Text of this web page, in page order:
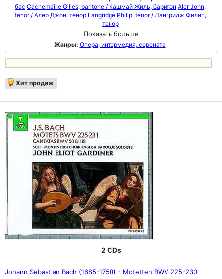
бас Cachemaille Gilles, baritone / Кашмай Жиль, баритон Aler John,
tenor / Алер Джон, тенор Langridge Philip, tenor / Лангридж Филип,
тенор
Показать больше
Жанры: Опера, интермедия, серената
Хит продаж
2 CDs
Johann Sebastian Bach (1685-1750) - Motetten BWV 225-230